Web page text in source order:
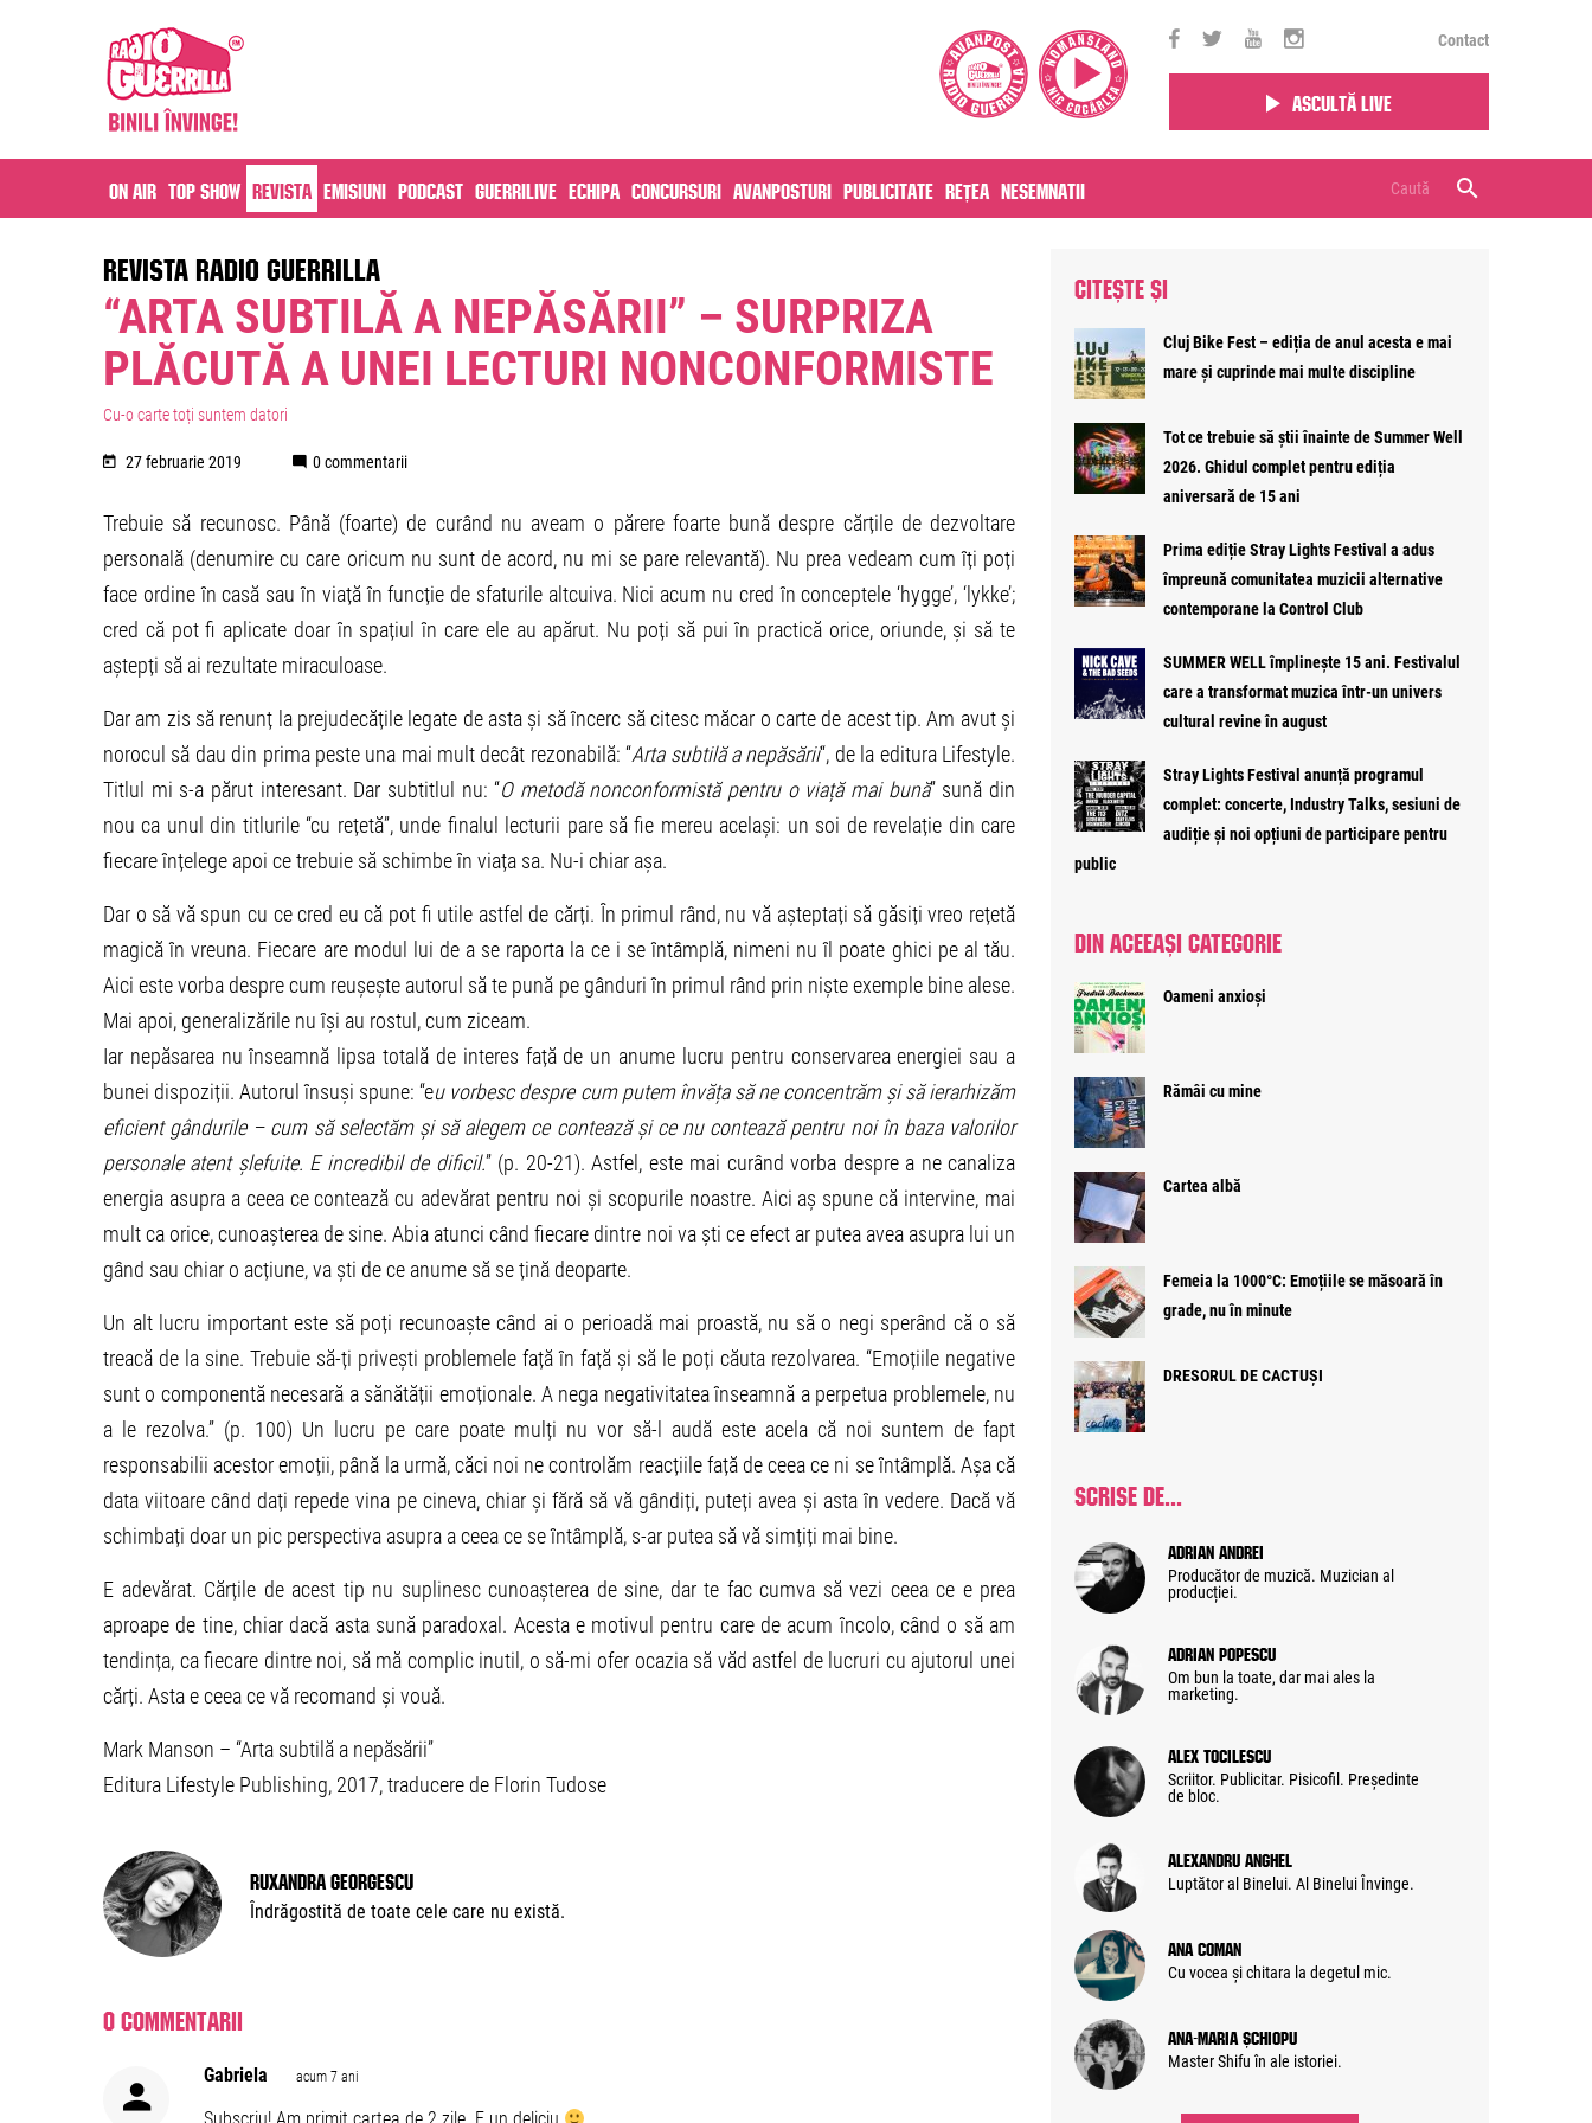
Contact
Ascultă live
On air Top Show Revista Emisiuni Podcast Guerrilive Echipa Concursuri Avanposturi Publicitate Rețea Nesemnatii
REVISTA RADIO GUERRILLA
“ARTA SUBTILĂ A NEPĂSĂRII” – SURPRIZA
PLĂCUTĂ A UNEI LECTURI NONCONFORMISTE
Cu-o carte toți suntem datori
27 februarie 2019 0 commentarii
Trebuie să recunosc. Până (foarte) de curând nu aveam o părere foarte bună despre cărțile de dezvoltare
personală (denumire cu care oricum nu sunt de acord, nu mi se pare relevantă). Nu prea vedeam cum îți poți
face ordine în casă sau în viață în funcție de sfaturile altcuiva. Nici acum nu cred în conceptele ‘hygge’, ‘lykke’;
cred că pot fi aplicate doar în spațiul în care ele au apărut. Nu poți să pui în practică orice, oriunde, și să te
aștepți să ai rezultate miraculoase.
Dar am zis să renunț la prejudecățile legate de asta și să încerc să citesc măcar o carte de acest tip. Am avut și
norocul să dau din prima peste una mai mult decât rezonabilă: “Arta subtilă a nepăsării“, de la editura Lifestyle.
Titlul mi s-a părut interesant. Dar subtitlul nu: “O metodă nonconformistă pentru o viață mai bună” sună din
nou ca unul din titlurile “cu rețetă”, unde finalul lecturii pare să fie mereu același: un soi de revelație din care
fiecare înțelege apoi ce trebuie să schimbe în viața sa. Nu-i chiar așa.
Dar o să vă spun cu ce cred eu că pot fi utile astfel de cărți. În primul rând, nu vă așteptați să găsiți vreo rețetă
magică în vreuna. Fiecare are modul lui de a se raporta la ce i se întâmplă, nimeni nu îl poate ghici pe al tău.
Aici este vorba despre cum reușește autorul să te pună pe gânduri în primul rând prin niște exemple bine alese.
Mai apoi, generalizările nu își au rostul, cum ziceam.
Iar nepăsarea nu înseamnă lipsa totală de interes față de un anume lucru pentru conservarea energiei sau a
bunei dispoziții. Autorul însuși spune: “eu vorbesc despre cum putem învăța să ne concentrăm și să ierarhizăm
eficient gândurile – cum să selectăm și să alegem ce contează și ce nu contează pentru noi în baza valorilor
personale atent șlefuite. E incredibil de dificil.” (p. 20-21). Astfel, este mai curând vorba despre a ne canaliza
energia asupra a ceea ce contează cu adevărat pentru noi și scopurile noastre. Aici aș spune că intervine, mai
mult ca orice, cunoașterea de sine. Abia atunci când fiecare dintre noi va ști ce efect ar putea avea asupra lui un
gând sau chiar o acțiune, va ști de ce anume să se țină deoparte.
Un alt lucru important este să poți recunoaște când ai o perioadă mai proastă, nu să o negi sperând că o să
treacă de la sine. Trebuie să-ți privești problemele față în față și să le poți căuta rezolvarea. “Emoțiile negative
sunt o componentă necesară a sănătății emoționale. A nega negativitatea înseamnă a perpetua problemele, nu
a le rezolva.” (p. 100) Un lucru pe care poate mulți nu vor să-l audă este acela că noi suntem de fapt
responsabilii acestor emoții, până la urmă, căci noi ne controlăm reacțiile față de ceea ce ni se întâmplă. Așa că
data viitoare când dați repede vina pe cineva, chiar și fără să vă gândiți, puteți avea și asta în vedere. Dacă vă
schimbați doar un pic perspectiva asupra a ceea ce se întâmplă, s-ar putea să vă simțiți mai bine.
E adevărat. Cărțile de acest tip nu suplinesc cunoașterea de sine, dar te fac cumva să vezi ceea ce e prea
aproape de tine, chiar dacă asta sună paradoxal. Acesta e motivul pentru care de acum încolo, când o să am
tendința, ca fiecare dintre noi, să mă complic inutil, o să-mi ofer ocazia să văd astfel de lucruri cu ajutorul unei
cărți. Asta e ceea ce vă recomand și vouă.
Mark Manson – “Arta subtilă a nepăsării”
Editura Lifestyle Publishing, 2017, traducere de Florin Tudose
Ruxandra Georgescu
Îndrăgostită de toate cele care nu există.
0 commentarii
Gabriela acum 7 ani
CITEȘTE ȘI
Cluj Bike Fest – ediția de anul acesta e mai
mare și cuprinde mai multe discipline
Tot ce trebuie să știi înainte de Summer Well
2026. Ghidul complet pentru ediția
aniversară de 15 ani
Prima ediție Stray Lights Festival a adus
împreună comunitatea muzicii alternative
contemporane la Control Club
SUMMER WELL împlinește 15 ani. Festivalul
care a transformat muzica într-un univers
cultural revine în august
Stray Lights Festival anunță programul
complet: concerte, Industry Talks, sesiuni de
audiție și noi opțiuni de participare pentru
public
DIN ACEEAȘI CATEGORIE
Oameni anxioși
Rămâi cu mine
Cartea albă
Femeia la 1000°C: Emoțiile se măsoară în
grade, nu în minute
DRESORUL DE CACTUȘI
SCRISE DE...
Adrian Andrei
Producător de muzică. Muzician al
producției.
Adrian Popescu
Om bun la toate, dar mai ales la
marketing.
Alex Tocilescu
Scriitor. Publicitar. Pisicofil. Președinte
de bloc.
Alexandru Anghel
Luptător al Binelui. Al Binelui Învinge.
Ana Coman
Cu vocea și chitara la degetul mic.
Ana-Maria Șchiopu
Master Shifu în ale istoriei.